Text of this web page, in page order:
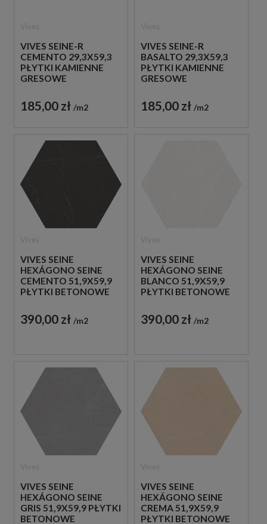
VIVES SEINE-R
CEMENTO 29,3X59,3
PŁYTKI KAMIENNE
GRESOWE
185,00 zł m2
VIVES SEINE-R
BASALTO 29,3X59,3
PŁYTKI KAMIENNE
GRESOWE
185,00 zł m2
VIVES SEINE
HEXÁGONO SEINE
CEMENTO 51,9X59,9
PŁYTKI BETONOWE
390,00 zł m2
VIVES SEINE
HEXÁGONO SEINE
BLANCO 51,9X59,9
PŁYTKI BETONOWE
390,00 zł m2
VIVES SEINE
HEXÁGONO SEINE
GRIS 51,9X59,9 PŁYTKI
BETONOWE
VIVES SEINE
HEXÁGONO SEINE
CREMA 51,9X59,9
PŁYTKI BETONOWE